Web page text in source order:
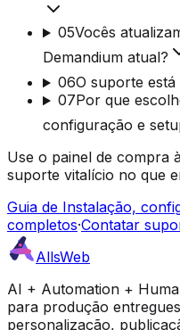
05Vocês
Demandium atual?
06O suporte está
07Por que
configuração e
Use o painel de compra
suporte vitalício no que
Guia de Instalação,
completos·Contatar
AllsWeb
AI + Automation +
para produção
personalização,